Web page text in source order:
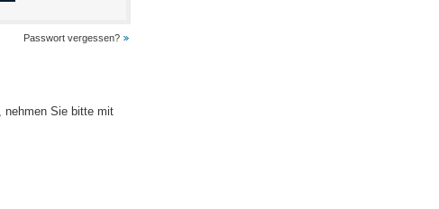
Passwort vergessen?
nehmen Sie bitte mit